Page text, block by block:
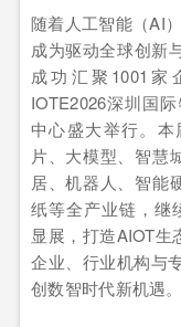
随着人工智能（AI
成为驱动全球创新
成功汇聚1001家
IOTE2026深圳国
中心盛大举行。
片、大模型、智慧
居、机器人、智能
纸等全产业链，继
显展，打造AIOT
企业、行业机构与
创数智时代新机遇。